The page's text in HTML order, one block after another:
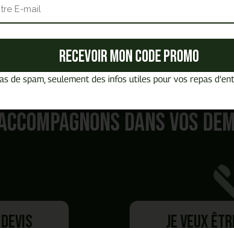
Quel estvotre besoin ?
dans vos
Je veux
Recevoir mon code promo
de spam, seulement des infos utiles pour vos repas